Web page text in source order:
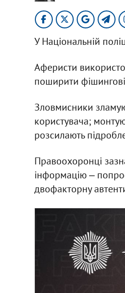
У Національній
Аферисти
поширити
Зловмисники
користувача;
розсилають
Правоохоронці
інформацію ‒
двофакторну